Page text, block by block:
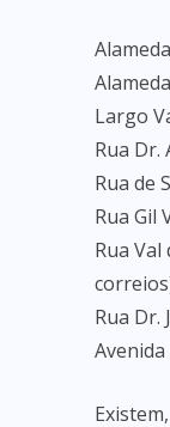
Largo
Rua Dr.
Rua de
Rua Gil
Rua
Rua Dr.